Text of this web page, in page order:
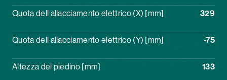
Quota dell allacciamento elettrico (X) [mm] 329
Quota dell allacciamento elettrico (Y) [mm] -75
Altezza del piedino [mm] 133